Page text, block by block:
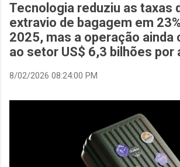
Tecnologia reduziu as taxas
extravio de bagagem em
2025, mas a operação ainda
ao setor US$ 6,3 bilhões por
8/02/2026 08:24:00 PM